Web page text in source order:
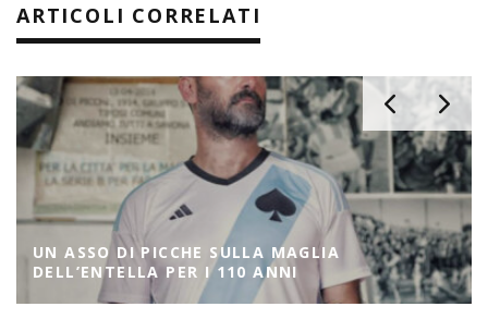
ARTICOLI CORRELATI
UN ASSO DI PICCHE SULLA MAGLIA
DELL’ENTELLA PER I 110 ANNI